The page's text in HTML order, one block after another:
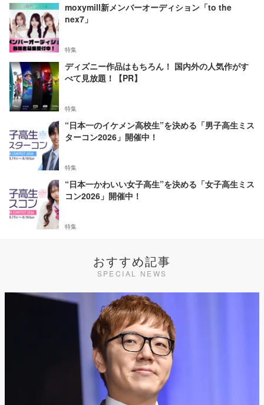
moxymill新メンバーオーディション「to the
nex7」
特集
ディズニー作品はもちろん！ 国内外の人気作がす
べて見放題！【PR】
特集
“日本一のイケメン高校生”を決める「男子高生ミス
ターコン2026」開催中！
特集
“日本一かわいい女子高生”を決める「女子高生ミス
コン2026」開催中！
特集
おすすめ記事
SPECIAL NEWS